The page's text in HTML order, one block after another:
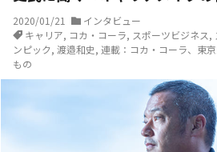
2020/01/21
インタビュー
キャリア, コカ・コーラ, スポーツビジネス,
ンピック, 渡邉和史, 連載：コカ・コーラ、東
もの